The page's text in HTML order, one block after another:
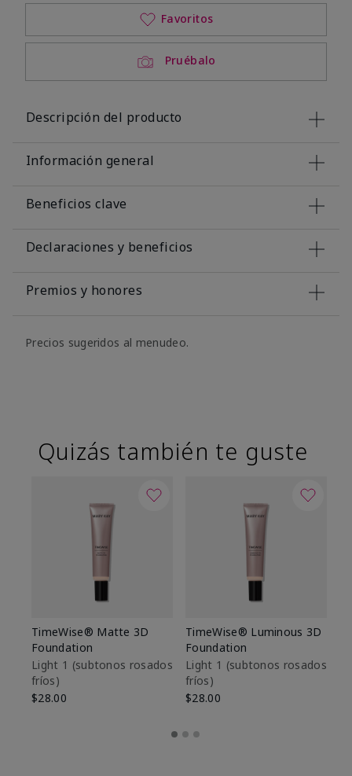
Pruébalo
Favoritos
Descripción del producto
Información general
Beneficios clave
Declaraciones y beneficios
Premios y honores
Precios sugeridos al menudeo.
Quizás también te guste
TimeWise® Matte 3D
Foundation
Light 1​ (subtonos rosados
fríos)
$28.00
TimeWise® Luminous 3D
Foundation
Light 1​ (subtonos rosados
fríos)
$28.00